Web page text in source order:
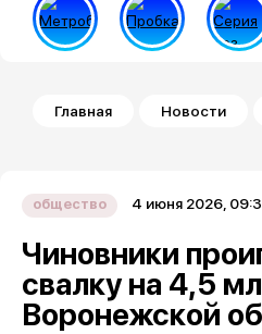
Строка навигации
Главная Новости
общество 4 июня 2026,
Чиновники
свалку на 4,5
Воронежской